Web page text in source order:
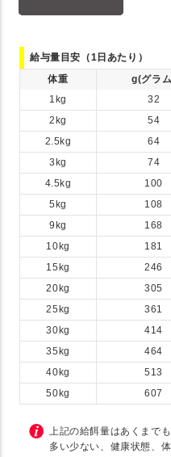
給与量目安（1日あたり）
体重
g(グラ
1kg
32
2kg
54
2.5kg
64
3kg
74
4.5kg
100
5kg
108
9kg
168
10kg
181
15kg
246
20kg
305
25kg
361
30kg
414
35kg
464
40kg
513
50kg
607
上記の給餌量はあくまで
多い少ない、健康状態、